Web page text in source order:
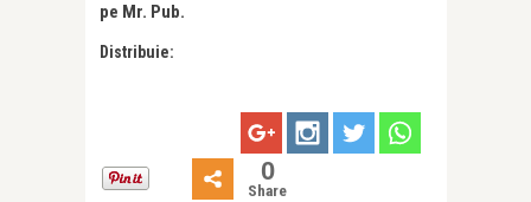
pe Mr. Pub.
Distribuie:
0
Share